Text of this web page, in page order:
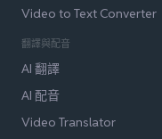
Video to Text Converter
翻譯與配音
AI 翻譯
AI 配音
Video Translator